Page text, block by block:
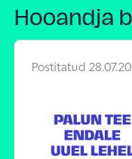
Hooandja
Postitatud